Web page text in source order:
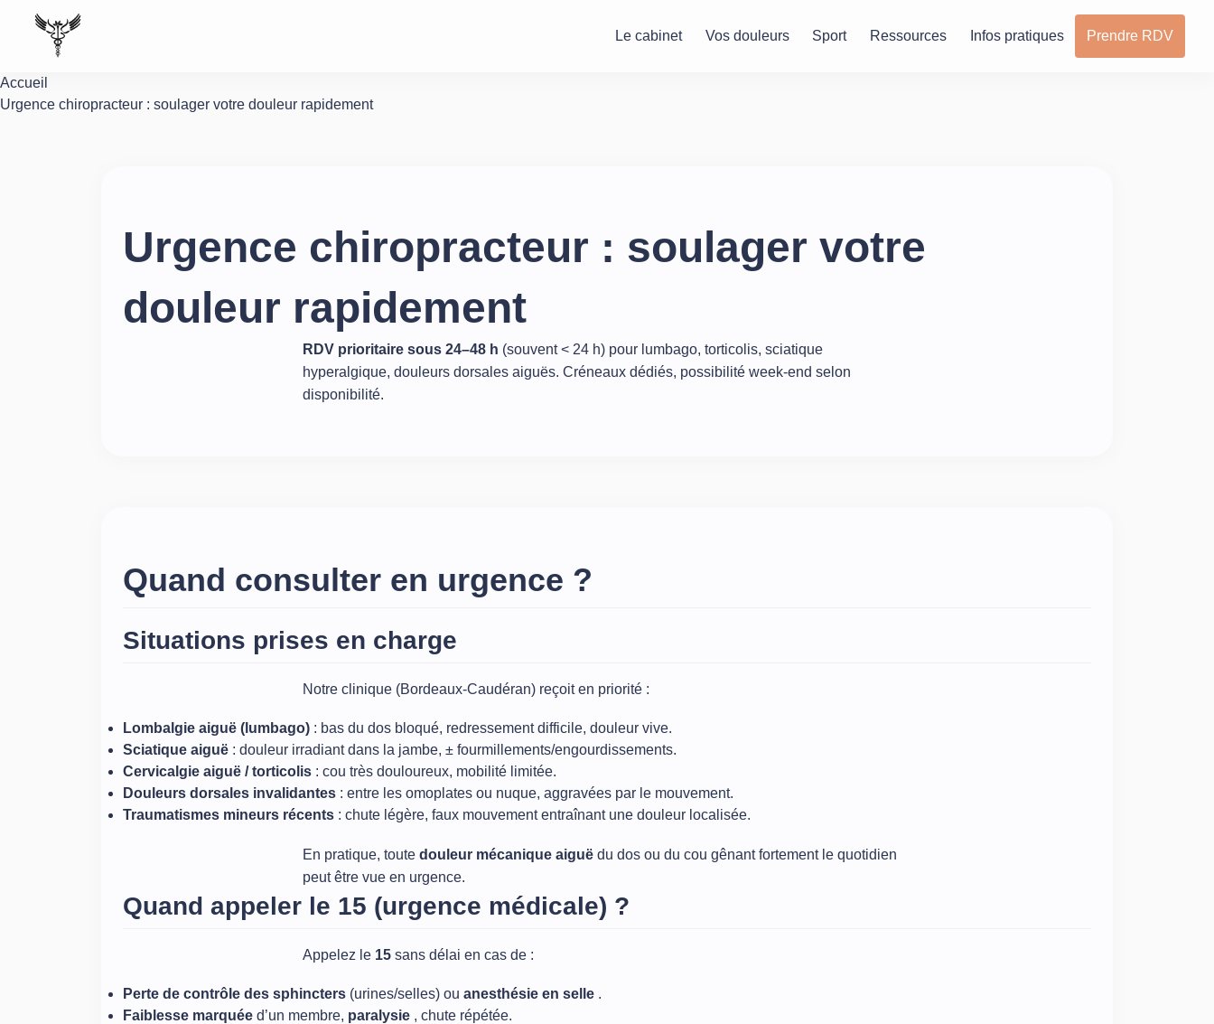
Le cabinet Vos douleurs Sport Ressources Infos pratiques Prendre RDV
Accueil
Urgence chiropracteur : soulager votre douleur rapidement
Urgence chiropracteur : soulager votre
douleur rapidement
RDV prioritaire sous 24–48 h (souvent < 24 h) pour lumbago, torticolis, sciatique
hyperalgique, douleurs dorsales aiguës. Créneaux dédiés, possibilité week‑end selon
disponibilité.
Quand consulter en urgence ?
Situations prises en charge
Notre clinique (Bordeaux‑Caudéran) reçoit en priorité :
Lombalgie aiguë (lumbago) : bas du dos bloqué, redressement difficile, douleur vive.
Sciatique aiguë : douleur irradiant dans la jambe, ± fourmillements/engourdissements.
Cervicalgie aiguë / torticolis : cou très douloureux, mobilité limitée.
Douleurs dorsales invalidantes : entre les omoplates ou nuque, aggravées par le mouvement.
Traumatismes mineurs récents : chute légère, faux mouvement entraînant une douleur localisée.
En pratique, toute douleur mécanique aiguë du dos ou du cou gênant fortement le quotidien
peut être vue en urgence.
Quand appeler le 15 (urgence médicale) ?
Appelez le 15 sans délai en cas de :
Perte de contrôle des sphincters (urines/selles) ou anesthésie en selle .
Faiblesse marquée d’un membre, paralysie , chute répétée.